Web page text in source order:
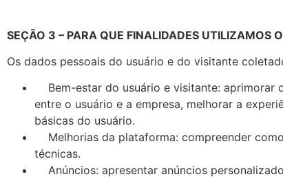
SEÇÃO 3 – PARA QUE FINALIDADES UTILIZAMOS
Os dados pessoais do usuário e do visitante
Bem-estar do usuário e visitante:
entre o usuário e a empresa, melhorar a
básicas do usuário.
Melhorias da plataforma: compreender
técnicas.
Anúncios: apresentar anúncios